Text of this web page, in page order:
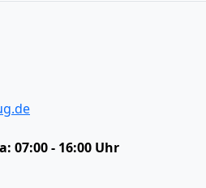
07:00 - 16:00 Uhr